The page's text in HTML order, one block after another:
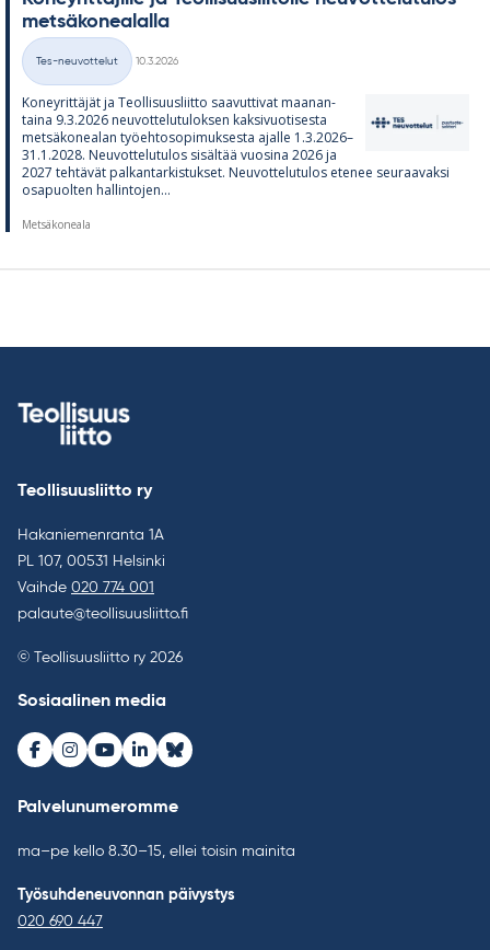
met­sä­ko­nea­lalla
Kategoriat
Tes-neuvottelut
10.3.2026
Ko­ney­rit­tä­jät ja Teol­li­suus­liitto saa­vut­ti­vat maa­nan­
taina 9.3.2026 neu­vot­te­lu­tu­lok­sen kak­si­vuo­ti­sesta
met­sä­ko­nea­lan työ­eh­to­so­pi­muk­sesta ajalle 1.3.2026–
31.1.2028. Neu­vot­te­lu­tu­los si­säl­tää vuo­sina 2026 ja
2027 teh­tä­vät pal­kan­tar­kis­tuk­set. Neu­vot­te­lu­tu­los ete­nee seu­raa­vaksi
os­a­puol­ten hal­lin­to­jen...
Metsäkoneala
Teollisuusliitto ry
Hakaniemenranta 1A
PL 107, 00531 Helsinki
Vaihde 020 774 001
palaute@teollisuusliitto.fi
© Teollisuusliitto ry 2026
Sosiaalinen media
Facebook
Instagram
Youtube
LinkedInBluesky
Palvelunumeromme
ma–pe kello 8.30–15, ellei toisin mainita
Työsuhdeneuvonnan päivystys
020 690 447